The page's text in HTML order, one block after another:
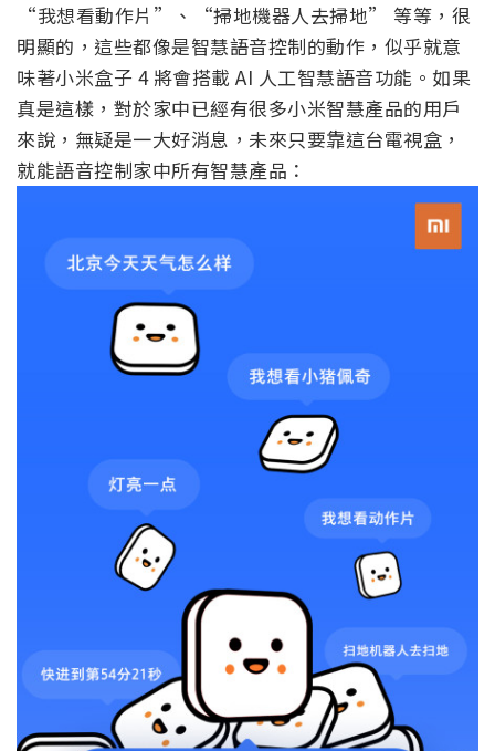
“我想看動作片”、“掃地機器人去掃地” 等等，很
明顯的，這些都像是智慧語音控制的動作，似乎就意
味著小米盒子 4 將會搭載 AI 人工智慧語音功能。如果
真是這樣，對於家中已經有很多小米智慧產品的用戶
來說，無疑是一大好消息，未來只要靠這台電視盒，
就能語音控制家中所有智慧產品：